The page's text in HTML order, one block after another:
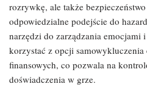
rozrywkę, ale także
odpowiedzialne podejście do
narzędzi do zarządzania
korzystać z opcji
finansowych, co pozwala na
doświadczenia w grze.